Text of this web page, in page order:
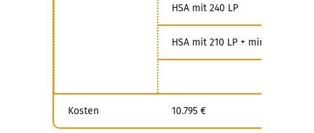
HSA mit 240 LP
HSA mit 210 LP + min. 4 Jahre BE
Kosten 10.795 €